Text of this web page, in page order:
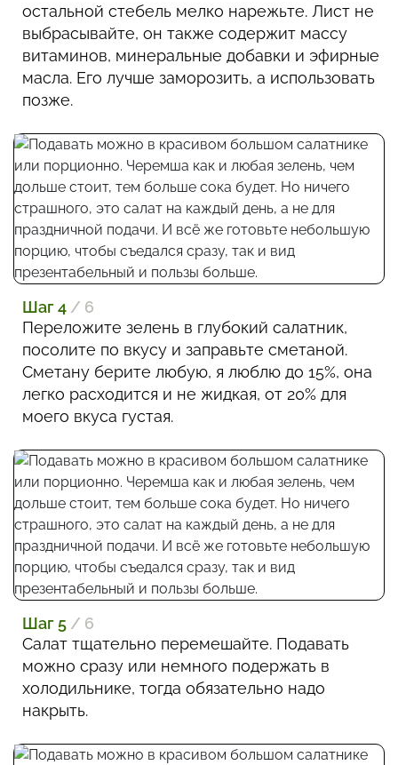
остальной стебель мелко нарежьте. Лист не
выбрасывайте, он также содержит массу
витаминов, минеральные добавки и эфирные
масла. Его лучше заморозить, а использовать
позже.
Шаг 4 / 6
Переложите зелень в глубокий салатник,
посолите по вкусу и заправьте сметаной.
Сметану берите любую, я люблю до 15%, она
легко расходится и не жидкая, от 20% для
моего вкуса густая.
Шаг 5 / 6
Салат тщательно перемешайте. Подавать
можно сразу или немного подержать в
холодильнике, тогда обязательно надо
накрыть.